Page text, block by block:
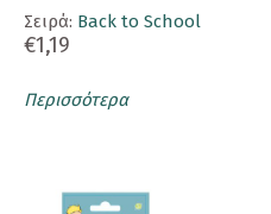
Σειρά: Back to School
€1,19
Περισσότερα